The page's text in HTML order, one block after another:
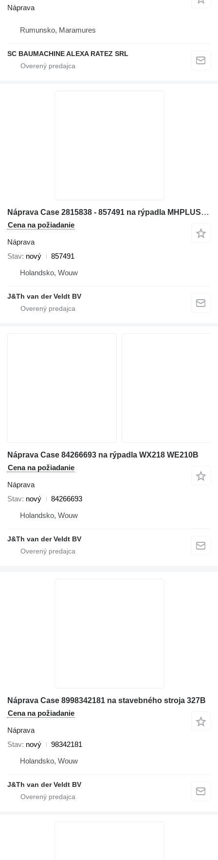
Náprava
Rumunsko, Maramures
SC BAUMACHINE ALEXA RATEZ SRL
Náprava Case 2815838 - 857491 na rýpadla MHPLUS MH5.6
Cena na požiadanie
Náprava
Stav nový
857491
Holandsko, Wouw
J&Th van der Veldt BV
Náprava Case 84266693 na rýpadla WX218 WE210B
Cena na požiadanie
Náprava
Stav nový
84266693
Holandsko, Wouw
J&Th van der Veldt BV
Náprava Case 8998342181 na stavebného stroja 327B
Cena na požiadanie
Náprava
Stav nový
98342181
Holandsko, Wouw
J&Th van der Veldt BV